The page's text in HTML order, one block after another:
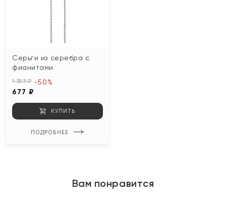
Серьги из серебра с
фианитами
1 353 ₽
677 ₽
-50%
КУПИТЬ
ПОДРОБНЕЕ
Вам понравится